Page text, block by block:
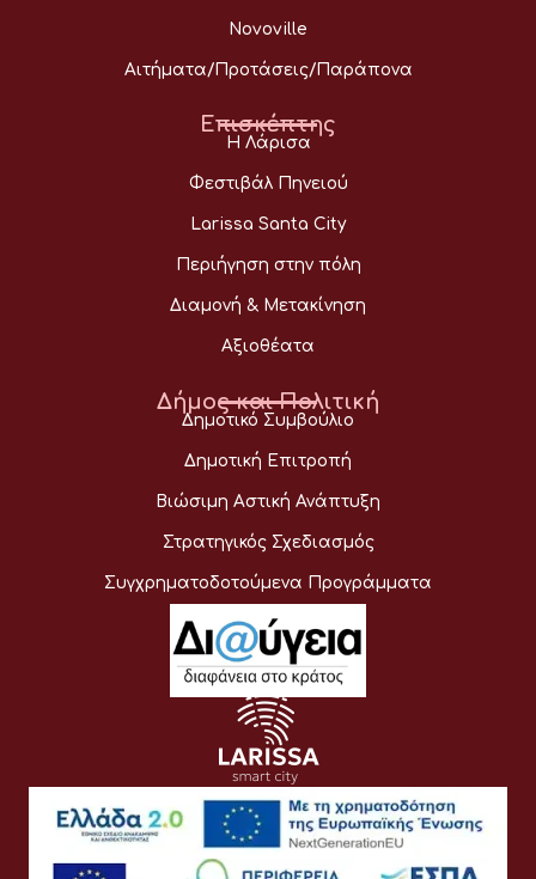
Novoville
Αιτήματα/Προτάσεις/Παράπονα
Επισκέπτης
Η Λάρισα
Φεστιβάλ Πηνειού
Larissa Santa City
Περιήγηση στην πόλη
Διαμονή & Μετακίνηση
Αξιοθέατα
Δήμος και Πολιτική
Δημοτικό Συμβούλιο
Δημοτική Επιτροπή
Βιώσιμη Αστική Ανάπτυξη
Στρατηγικός Σχεδιασμός
Συγχρηματοδοτούμενα Προγράμματα